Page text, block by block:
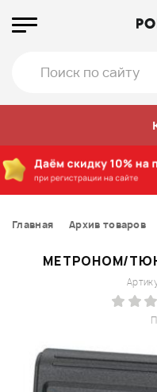
Главная Архив товаров
МЕТРОНОМ/